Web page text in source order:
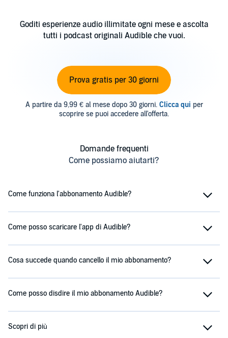
Goditi esperienze audio illimitate ogni mese e ascolta
tutti i podcast originali Audible che vuoi.
Prova gratis per 30 giorni
A partire da 9,99 € al mese dopo 30 giorni. Clicca qui per
scoprire se puoi accedere all'offerta.
Domande frequenti
Come possiamo aiutarti?
Come funziona l'abbonamento Audible?
Come posso scaricare l'app di Audible?
Cosa succede quando cancello il mio abbonamento?
Come posso disdire il mio abbonamento Audible?
Scopri di più